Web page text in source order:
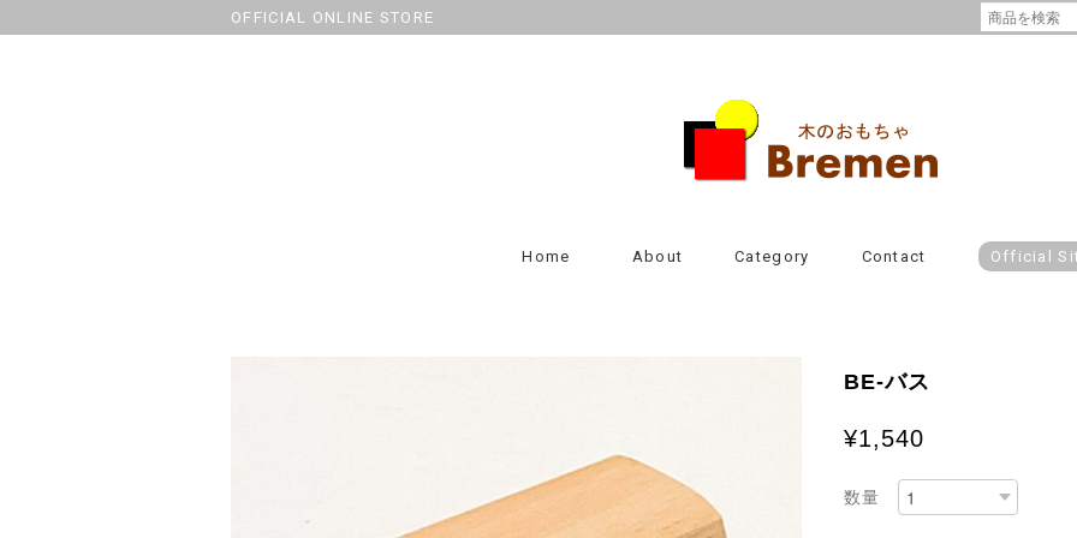
OFFICIAL ONLINE STORE
Home About Category Contact Official
BE-バス
¥1,540
数量